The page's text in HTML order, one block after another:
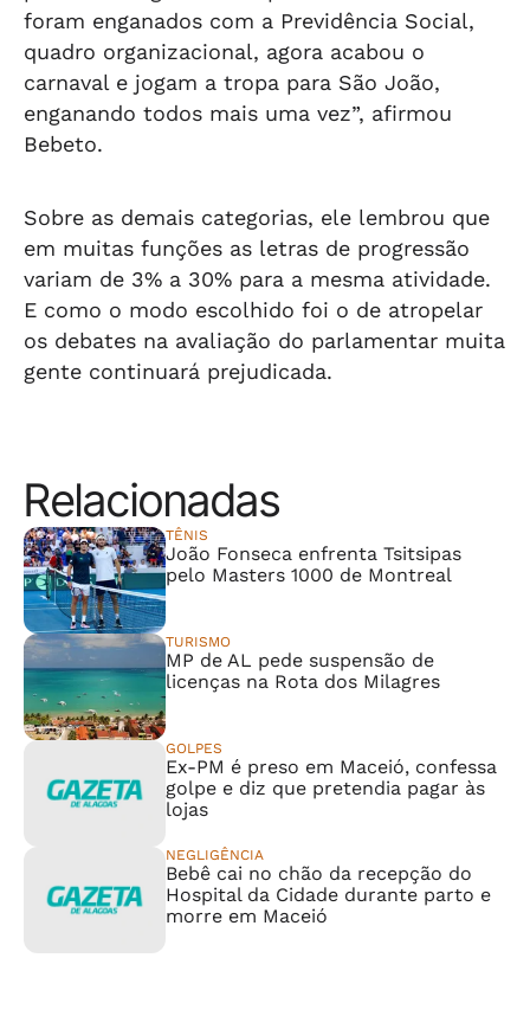
foram enganados com a Previdência Social,
quadro organizacional, agora acabou o
carnaval e jogam a tropa para São João,
enganando todos mais uma vez”, afirmou
Bebeto.
Sobre as demais categorias, ele lembrou que
em muitas funções as letras de progressão
variam de 3% a 30% para a mesma atividade.
E como o modo escolhido foi o de atropelar
os debates na avaliação do parlamentar muita
gente continuará prejudicada.
Relacionadas
TÊNIS
João Fonseca enfrenta Tsitsipas
pelo Masters 1000 de Montreal
TURISMO
MP de AL pede suspensão de
licenças na Rota dos Milagres
GOLPES
Ex-PM é preso em Maceió, confessa
golpe e diz que pretendia pagar às
lojas
NEGLIGÊNCIA
Bebê cai no chão da recepção do
Hospital da Cidade durante parto e
morre em Maceió